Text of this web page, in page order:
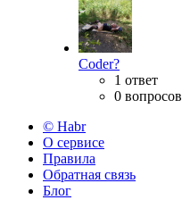
Coder?
1 ответ
0 вопросов
© Habr
О сервисе
Правила
Обратная связь
Блог